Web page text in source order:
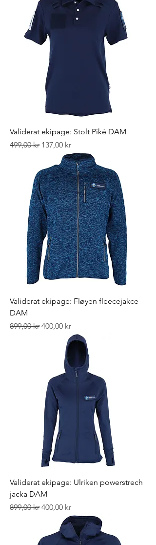
Validerat ekipage: Stolt Piké DAM
Ordinarie pris
499,00 kr Reapris
137,00 kr
Validerat ekipage: Fløyen fleecejakce
DAM
Ordinarie pris
899,00 kr Reapris
400,00 kr
Validerat ekipage: Ulriken powerstrech
jacka DAM
Ordinarie pris
899,00 kr Reapris
400,00 kr